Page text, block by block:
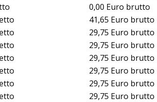
0,00 Euro brutto
41,65 Euro brutto
29,75 Euro brutto
29,75 Euro brutto
29,75 Euro brutto
29,75 Euro brutto
29,75 Euro brutto
29,75 Euro brutto